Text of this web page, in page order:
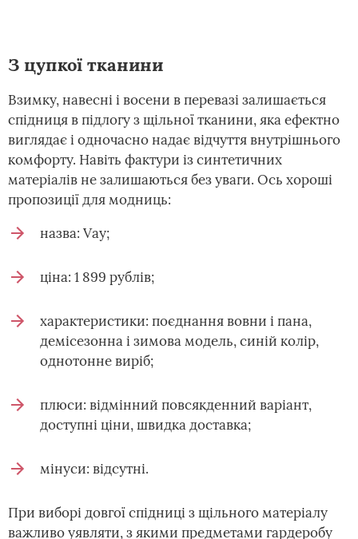
З цупкої тканини
Взимку, навесні і восени в перевазі залишається
спідниця в підлогу з щільної тканини, яка ефектно
виглядає і одночасно надає відчуття внутрішнього
комфорту. Навіть фактури із синтетичних
матеріалів не залишаються без уваги. Ось хороші
пропозиції для модниць:
назва: Vay;
ціна: 1 899 рублів;
характеристики: поєднання вовни і пана,
демісезонна і зимова модель, синій колір,
однотонне виріб;
плюси: відмінний повсякденний варіант,
доступні ціни, швидка доставка;
мінуси: відсутні.
При виборі довгої спідниці з щільного матеріалу
важливо уявляти, з якими предметами гардеробу